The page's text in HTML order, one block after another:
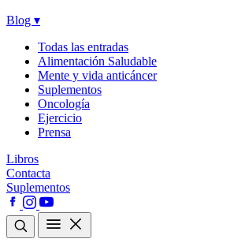
Blog ▾
Todas las entradas
Alimentación Saludable
Mente y vida anticáncer
Suplementos
Oncología
Ejercicio
Prensa
Libros
Contacta
Suplementos